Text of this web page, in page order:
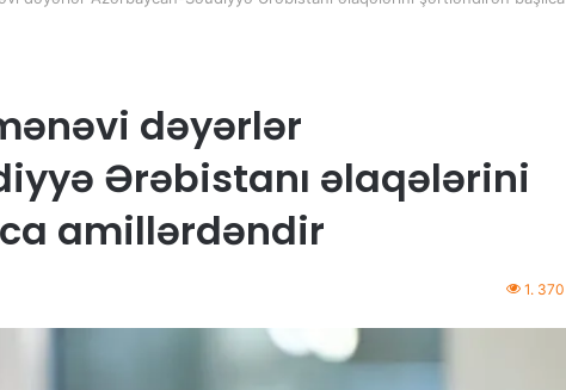
dəyərlər
Ərəbistanı əlaqələrini
amillərdəndir
1. 370